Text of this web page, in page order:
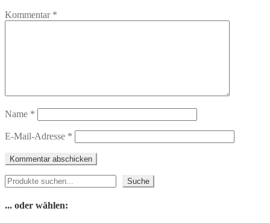
Kommentar *
Name *
E-Mail-Adresse *
Suchen Suche
... oder wählen: